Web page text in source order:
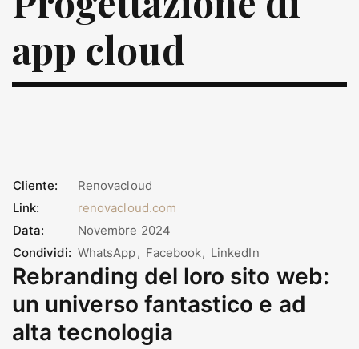
app cloud
Cliente:
Renovacloud
Link:
renovacloud.com
Data:
Novembre 2024
Condividi: WhatsApp Facebook LinkedIn
Rebranding del loro sito web:
un universo fantastico e ad
alta tecnologia